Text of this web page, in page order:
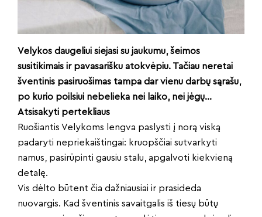
Velykos daugeliui siejasi su jaukumu, šeimos
susitikimais ir pavasarišku atokvėpiu. Tačiau neretai
šventinis pasiruošimas tampa dar vienu darbų sąrašu,
po kurio poilsiui nebelieka nei laiko, nei jėgų…
Atsisakyti pertekliaus
Ruošiantis Velykoms lengva paslysti į norą viską
padaryti nepriekaištingai: kruopščiai sutvarkyti
namus, pasirūpinti gausiu stalu, apgalvoti kiekvieną
detalę.
Vis dėlto būtent čia dažniausiai ir prasideda
nuovargis. Kad šventinis savaitgalis iš tiesų būtų